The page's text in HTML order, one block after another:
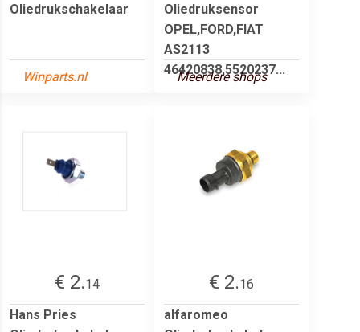
Oliedrukschakelaar
Winparts.nl
Oliedruksensor
OPEL,FORD,FIAT
AS2113
46420838,5520237...
Meerdere shops
€ 2.14
Hans Pries
€ 2.16
alfaromeo